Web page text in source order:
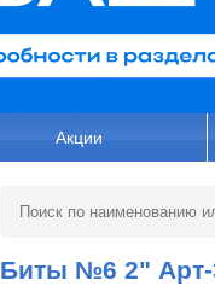
Акции
Биты №6 2" Арт-